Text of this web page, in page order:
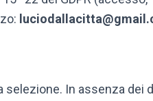
In assenza dei